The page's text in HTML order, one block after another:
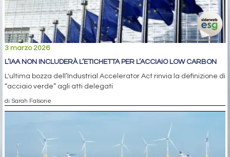
3 marzo 2026
L’IAA NON INCLUDERÀ L’ETICHETTA PER L’ACCIAIO LOW CARBON
L'ultima bozza dell’Industrial Accelerator Act rinvia la definizione di
“acciaio verde” agli atti delegati
di Sarah Falsone